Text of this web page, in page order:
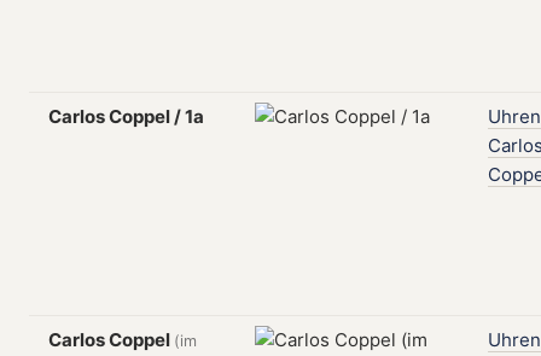
Carlos Coppel / 1a
Carlos Coppel (im